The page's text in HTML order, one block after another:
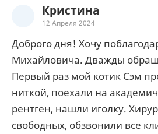
Кристина
12 Апреля 2024
Доброго дня! Хочу
Михайловича. Дважды
Первый раз мой котик Сэм
ниткой, поехали на
рентген, нашли иголку.
свободных, обзвонили все